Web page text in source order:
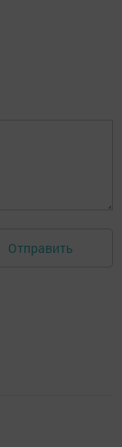
Отправить